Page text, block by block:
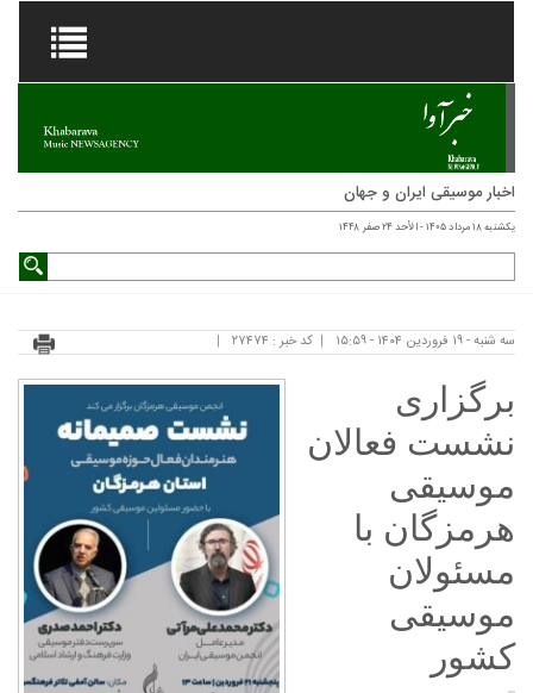
اخبار موسیقی ایران و جهان
یکشنبه ۱۸ مرداد ۱۴۰۵ - الأحد ۲۴ صفر ۱۴۴۸
سه شنبه - ۱۹ فروردین ۱۴۰۴ - ۱۵:۵۹ کد خبر : ۲۷۴۷۴
برگزاری
نشست فعالان
موسیقی
هرمزگان با
مسئولان
موسیقی
کشور